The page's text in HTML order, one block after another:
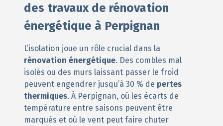
des travaux de rénovation
énergétique à Perpignan
L’isolation joue un rôle crucial dans la
rénovation énergétique. Des combles mal
isolés ou des murs laissant passer le froid
peuvent engendrer jusqu’à 30 % de pertes
thermiques. À Perpignan, où les écarts de
température entre saisons peuvent être
marqués et où le vent peut faire chuter